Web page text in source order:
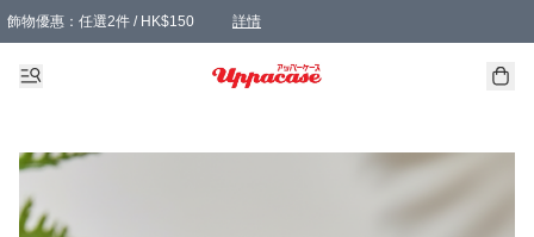
飾物優惠：任選2件 / HK$150 詳情
髮飾優惠：任選2件 / HK$100 詳情
精選襪子優惠：任選3對 / HK$115 詳情
滿額免運：本地訂單滿港幣350元可享免運費優惠